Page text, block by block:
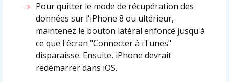
Pour quitter le mode de récupération des
données sur l'iPhone 8 ou ultérieur,
maintenez le bouton latéral enfoncé jusqu'à
ce que l'écran "Connecter à iTunes"
disparaisse. Ensuite,‌ iPhone‌ devrait
redémarrer dans iOS.